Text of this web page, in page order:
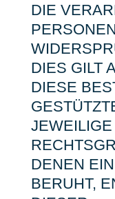
DIE
DIES GILT
DIESE
JEWEILIGE
DENEN
BERUHT,